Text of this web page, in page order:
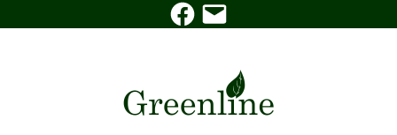
to
Facebook
E-
mail